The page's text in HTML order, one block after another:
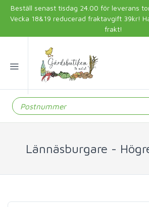
Beställ senast tisdag 24.00 för leverans
Vecka 18&19 reducerad fraktavgift 39kr!
frakt!
Lännäsburgare -